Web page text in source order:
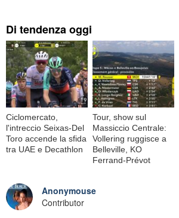
Di tendenza oggi
Ciclomercato,
l'intreccio Seixas-Del
Toro accende la sfida
tra UAE e Decathlon
Tour, show sul
Massiccio Centrale:
Vollering ruggisce a
Belleville, KO
Ferrand-Prévot
Anonymouse
Contributor